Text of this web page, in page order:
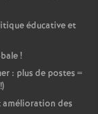
éducative et
!
: plus de postes =
!)
amélioration des